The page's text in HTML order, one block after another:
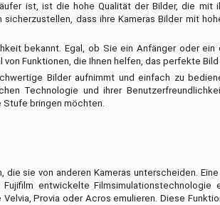
ist, ist die hohe Qualität der Bilder, die mit
dass ihre Kameras Bilder mit
bekannt. Egal, ob Sie ein Anfänger oder
Funktionen, die Ihnen helfen, das perfekte Bild
Bilder aufnimmt und einfach zu
Technologie und ihrer
Stufe bringen möchten.
sie von anderen Kameras unterscheiden.
entwickelte Filmsimulationstechnologie
Provia oder Acros emulieren. Diese